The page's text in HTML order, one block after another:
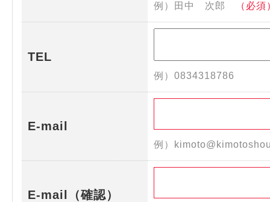
例）田中 次郎 （必須
TEL
例）0834318786
E-mail
例）
E-mail（確認）